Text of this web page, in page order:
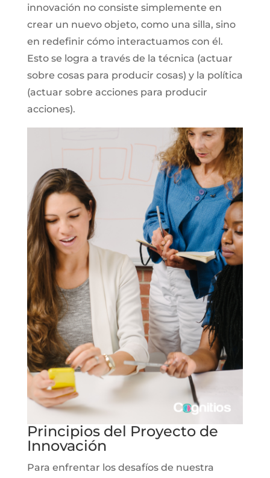
innovación no consiste simplemente en
crear un nuevo objeto, como una silla, sino
en redefinir cómo interactuamos con él.
Esto se logra a través de la técnica (actuar
sobre cosas para producir cosas) y la política
(actuar sobre acciones para producir
acciones).
Principios del Proyecto de
Innovación
Para enfrentar los desafíos de nuestra